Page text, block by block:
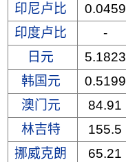
印尼卢比
0.0459
印度卢比
-
日元
5.1823
韩国元
0.5199
澳门元
84.91
林吉特
155.5
挪威克朗
65.21